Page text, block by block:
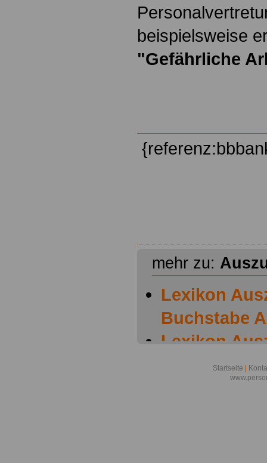
beispielsweise
"Gefährliche
mehr zu:
Lexikon
Buchstabe A
Lexikon
Buchstabe B
Lexikon
Startseite